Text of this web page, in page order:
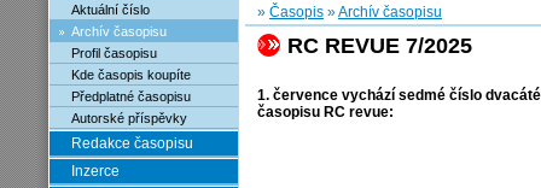
Aktuální číslo
Archív časopisu
Profil časopisu
Kde časopis koupíte
Předplatné časopisu
Autorské příspěvky
Redakce časopisu
Inzerce
» Časopis »Archív časopisu
RC REVUE 7/2025
1. července vychází sedmé číslo
časopisu RC revue: